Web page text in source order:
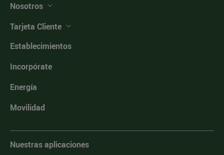
Nosotros
Tarjeta Cliente
Establecimientos
Incorpórate
Energía
Movilidad
Nuestras aplicaciones